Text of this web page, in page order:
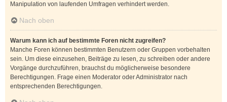
Manipulation von laufenden Umfragen verhindert werden.
Nach oben
Warum kann ich auf bestimmte Foren nicht zugreifen?
Manche Foren können bestimmten Benutzern oder Gruppen vorbehalten
sein. Um diese einzusehen, Beiträge zu lesen, zu schreiben oder andere
Vorgänge durchzuführen, brauchst du möglicherweise besondere
Berechtigungen. Frage einen Moderator oder Administrator nach
entsprechenden Berechtigungen.